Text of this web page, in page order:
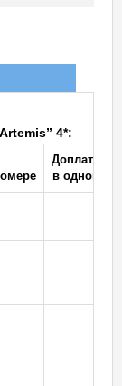
4*:
Доплата за
в